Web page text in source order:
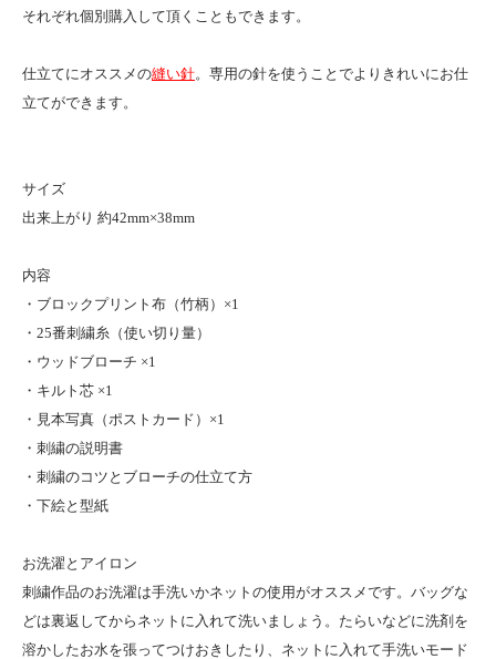
それぞれ個別購入して頂くこともできます。
仕立てにオススメの縫い針。専用の針を使うことでよりきれいにお仕
立てができます。
サイズ
出来上がり 約42mm×38mm
内容
・ブロックプリント布（竹柄）×1
・25番刺繍糸（使い切り量）
・ウッドブローチ ×1
・キルト芯 ×1
・見本写真（ポストカード）×1
・刺繍の説明書
・刺繍のコツとブローチの仕立て方
・下絵と型紙
お洗濯とアイロン
刺繍作品のお洗濯は手洗いかネットの使用がオススメです。バッグな
どは裏返してからネットに入れて洗いましょう。たらいなどに洗剤を
溶かしたお水を張ってつけおきしたり、ネットに入れて手洗いモード